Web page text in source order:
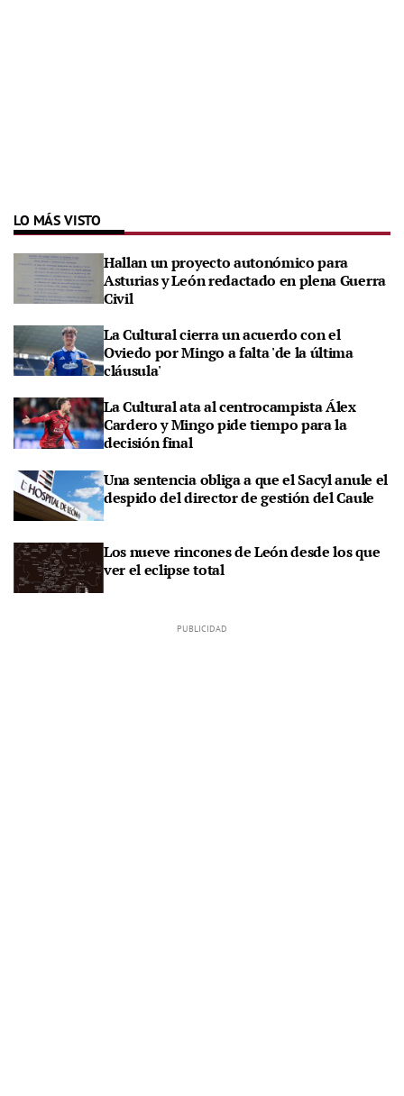
LO MÁS VISTO
Hallan un proyecto autonómico para
Asturias y León redactado en plena Guerra
Civil
La Cultural cierra un acuerdo con el
Oviedo por Mingo a falta 'de la última
cláusula'
La Cultural ata al centrocampista Álex
Cardero y Mingo pide tiempo para la
decisión final
Una sentencia obliga a que el Sacyl anule el
despido del director de gestión del Caule
Los nueve rincones de León desde los que
ver el eclipse total